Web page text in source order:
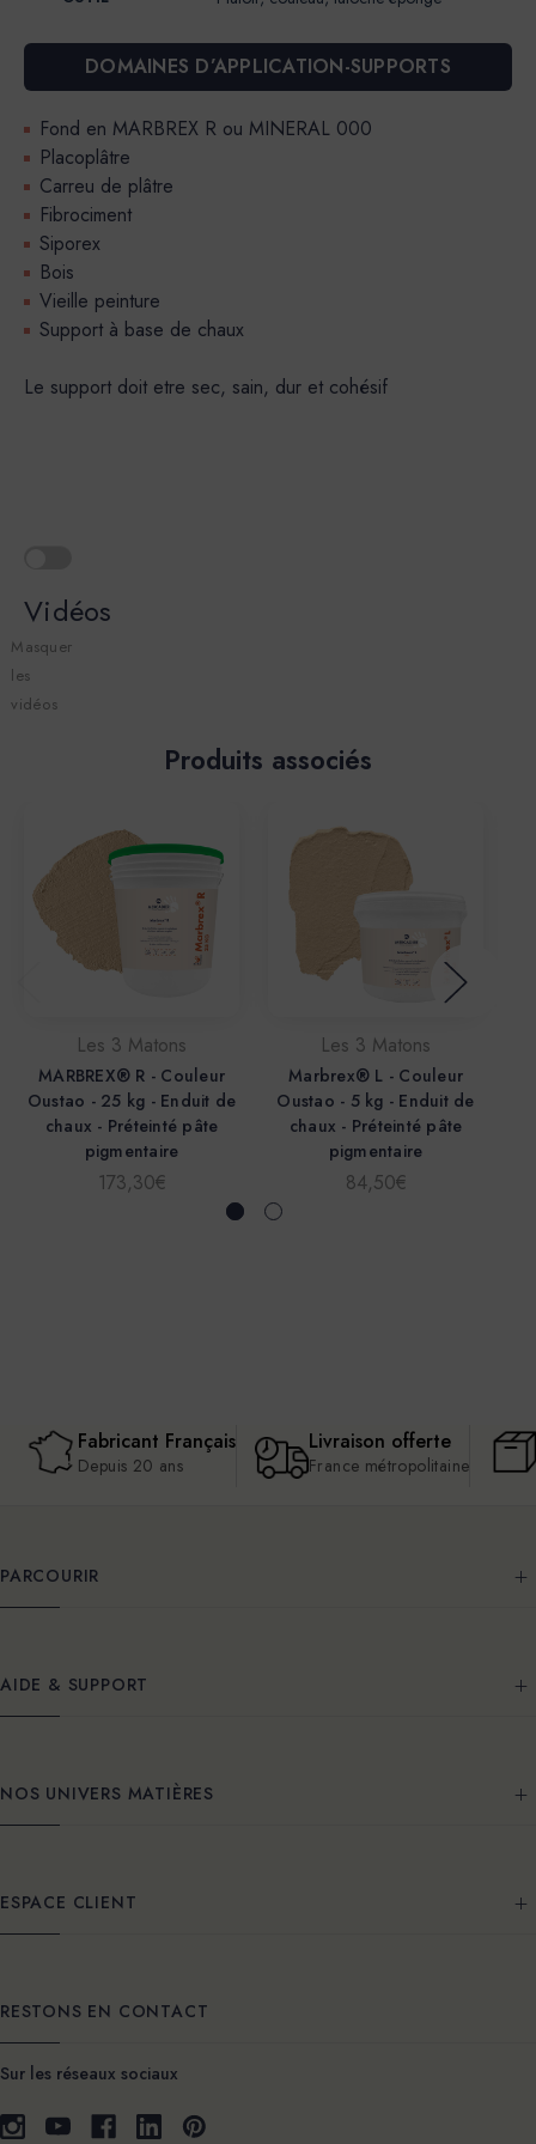
DOMAINES D’APPLICATION-SUPPORTS
Fond en MARBREX R ou MINERAL 000
Placoplâtre
Carreu de plâtre
Fibrociment
Siporex
Bois
Vieille peinture
Support à base de chaux
Le support doit etre sec, sain, dur et cohésif
Vidéos
Masquer
les
vidéos
Produits associés
Les 3 Matons
MARBREX® R - Couleur
Oustao - 25 kg - Enduit de
chaux - Préteinté pâte
pigmentaire
173,30€
Les 3 Matons
Marbrex® L - Couleur
Oustao - 5 kg - Enduit de
chaux - Préteinté pâte
pigmentaire
84,50€
Fabricant Français
Depuis 20 ans
Livraison offerte
France métropolitaine
PARCOURIR
AIDE & SUPPORT
NOS UNIVERS MATIÈRES
ESPACE CLIENT
RESTONS EN CONTACT
Sur les réseaux sociaux